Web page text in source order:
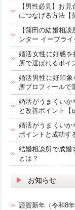
【男性必見】お
につなげる方法【
【蒲田の結婚相
ンター イーブライ
婚活女性に好感
所で選ばれるポイ
婚活男性に好印
所プロフィールで
婚活がうまくいか
と改善ポイント【
婚活がうまくい
ポイントと成功す
結婚相談所で成婚
とは？
お知らせ
謹賀新年（令和8年